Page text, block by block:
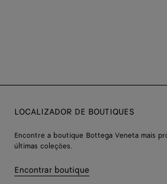
LOCALIZADOR DE BOUTIQUES
Encontre a boutique Bottega Veneta mais
últimas coleções.
Encontrar boutique